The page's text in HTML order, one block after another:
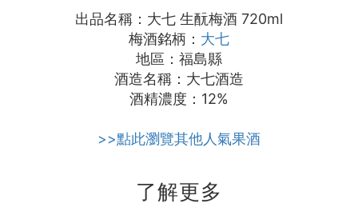
出品名稱：大七 生酛梅酒 720ml
梅酒銘柄： 大七
地區：福島縣
酒造名稱：大七酒造
酒精濃度：12%
>>點此瀏覽其他人氣果酒
了解更多